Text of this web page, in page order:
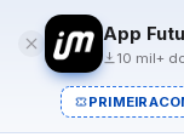
App
10 mil+